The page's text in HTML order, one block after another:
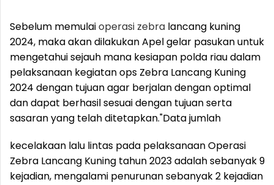
Sebelum memulaioperasi zebra lancang kuning
2024, maka akan dilakukan Apel gelar pasukan untuk
mengetahui sejauh mana kesiapan polda riau dalam
pelaksanaan kegiatan ops Zebra Lancang Kuning
2024 dengan tujuan agar berjalan dengan optimal
dan dapat berhasil sesuai dengan tujuan serta
sasaran yang telah ditetapkan."Data jumlah
kecelakaan lalu lintas pada pelaksanaan Operasi
Zebra Lancang Kuning tahun 2023 adalah sebanyak 9
kejadian, mengalami penurunan sebanyak 2 kejadian